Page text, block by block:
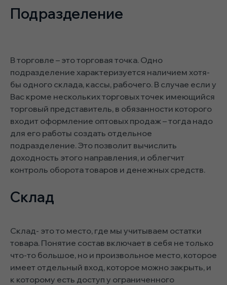
Подразделение
В торговле – это торговая точка. Одно
подразделение характеризуется наличием хотя-
бы одного склада, кассы, рабочего. В случае если у
Вас кроме нескольких торговых точек имеющийся
торговый представитель, в обязанности которого
входит оформление оптовых продаж – тогда надо
для его работы создать отдельное
подразделение. Это позволит вычислить
доходность этого направления, и облегчит
контроль оборота товаров и денежных средств.
Склад
Склад- это то место, где мы учитываем остатки
товара. Понятие состав включает в себя не только
что-то большое, но и произвольное место, которое
имеет отдельный вход, которое можно закрыть, и
к которому есть доступ у ограниченного